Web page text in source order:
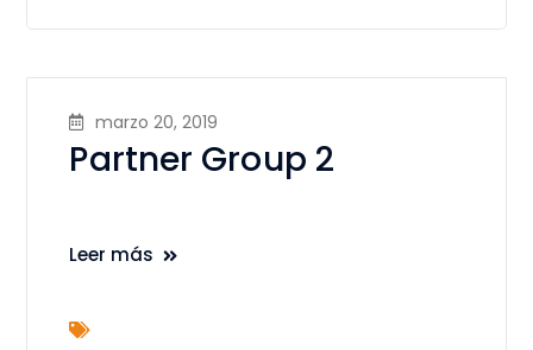
marzo 20, 2019
Partner Group 2
Leer más